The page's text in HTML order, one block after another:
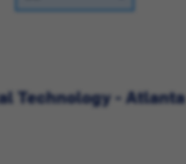
Technology - Atlanta